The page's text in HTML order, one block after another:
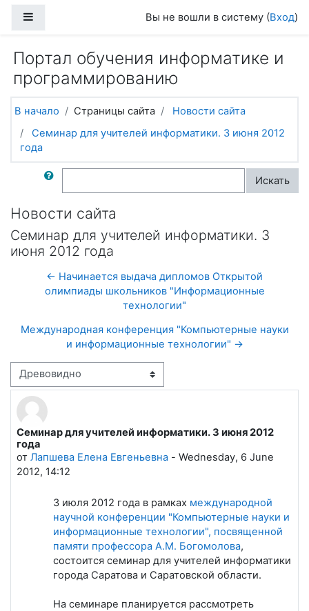
Вы не вошли в систему (Вход)
Портал обучения информатике и
программированию
В начало Страницы сайта
Новости сайта
Семинар для учителей информатики. 3 июня 2012
года
Поиск по форумам Искать
Новости сайта
Семинар для учителей информатики. 3
июня 2012 года
← Начинается выдача дипломов Открытой
олимпиады школьников "Информационные
технологии"
Международная конференция "Компьютерные науки
и информационные технологии" →
Режим отображения
Семинар для учителей информатики. 3 июня 2012
года
от Лапшева Елена Евгеньевна - Wednesday, 6 June
2012, 14:12
Количество ответов: 2
3 июля 2012 года в рамках международной
научной конференции "Компьютерные науки и
информационные технологии", посвященной
памяти профессора А.М. Богомолова,
состоится семинар для учителей информатики
города Саратова и Саратовской области.
На семинаре планируется рассмотреть